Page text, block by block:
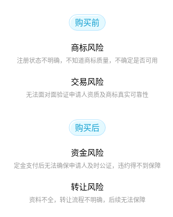
购买前
商标风险
注册状态不明确，不知道商标质量，不确定是否可用
交易风险
无法面对面验证申请人资质及商标真实可靠性
购买后
资金风险
定金支付后无法确保申请人及时公证，违约得不到保障
转让风险
资料不全，转让流程不明确，后续无法保障